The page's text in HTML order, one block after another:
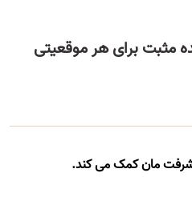
مان کمک می کند.